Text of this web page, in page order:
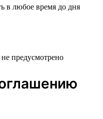
в любое время до дня
предусмотрено